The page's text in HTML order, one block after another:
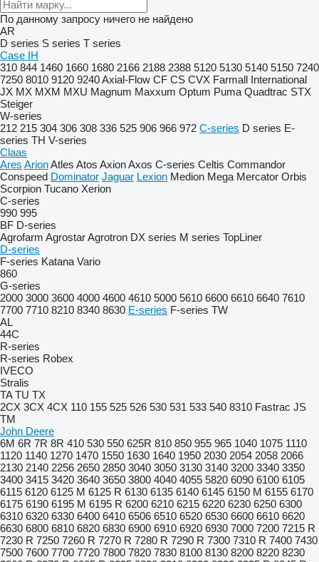
По данному запросу ничего не найдено
AR
D series S series T series
Case IH
310 844 1460 1660 1680 2166 2188 2388 5120 5130 5140 5150 7240
7250 8010 9120 9240Axial-Flow CF CS CVX Farmall International
JX MX MXM MXU Magnum Maxxum Optum Puma Quadtrac STX
Steiger
W-series
212 215 304 306 308 336 525 906 966 972 C-series D series E-
series TH V-series
Claas
Ares ArionAtles Atos AxionAxos C-series Celtis Commandor
Conspeed Dominator Jaguar Lexion Medion Mega Mercator Orbis
Scorpion Tucano Xerion
C-series
990 995
BF D-series
Agrofarm AgrostarAgrotron DX series M series TopLiner
D-series
F-series Katana Vario
860
G-series
2000 3000 3600 4000 4600 4610 5000 5610 6600 6610 6640 7610
7700 7710 8210 8340 8630 E-series F-series TW
AL
44C
R-series
R-series Robex
IVECO
Stralis
TA TU TX
2CX 3CX 4CX 110 155 525 526 530 531 533 540 8310 Fastrac JS
TM
John Deere
6M 6R 7R 8R 410 530 550 625R 810 850 955 965 1040 1075 1110
1120 1140 1270 1470 1550 1630 1640 1950 2030 2054 2058 2066
2130 2140 2256 2650 2850 3040 3050 3130 3140 3200 3340 3350
3400 3415 3420 3640 3650 3800 4040 4055 5820 6090 6100 6105
6115 6120 6125 M 6125 R 6130 6135 6140 6145 6150 M 6155 6170
6175 6190 6195 M 6195 R 6200 6210 6215 6220 6230 6250 6300
6310 6320 6330 6400 6410 6506 6510 6520 6530 6600 6610 6620
6630 6800 6810 6820 6830 6900 6910 6920 6930 7000 7200 7215 R
7230 R 7250 7260 R 7270 R 7280 R 7290 R 7300 7310 R 7400 7430
7500 7600 7700 7720 7800 7820 7830 8100 8130 8200 8220 8230